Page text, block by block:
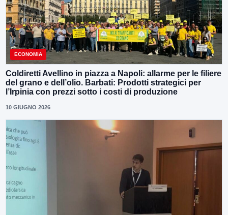
ECONOMIA
Coldiretti Avellino in piazza a Napoli: allarme per le filiere
del grano e dell’olio. Barbati: Prodotti strategici per
l’Irpinia con prezzi sotto i costi di produzione
10 GIUGNO 2026